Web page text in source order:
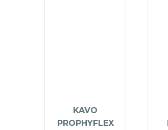
KAVO
PROPHYFLEX